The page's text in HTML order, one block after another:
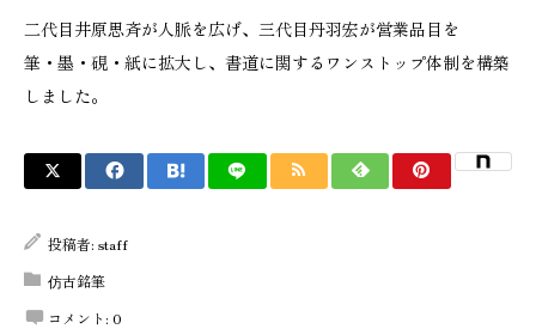
二代目井原思斉が人脈を広げ、三代目丹羽宏が営業品目を
筆・墨・硯・紙に拡大し、書道に関するワンストップ体制を構築
しました。
投稿者: staff
仿古銘筆
コメント: 0